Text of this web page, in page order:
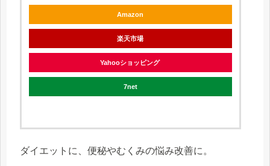
Amazon
楽天市場
Yahooショッピング
7net
ダイエットに、便秘やむくみの悩み改善に。